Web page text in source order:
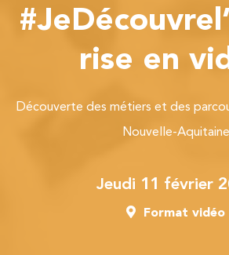
rise en
Découverte des métiers et des
Nouvelle-Aquitaine
jeudi 11 février
Format vidéo